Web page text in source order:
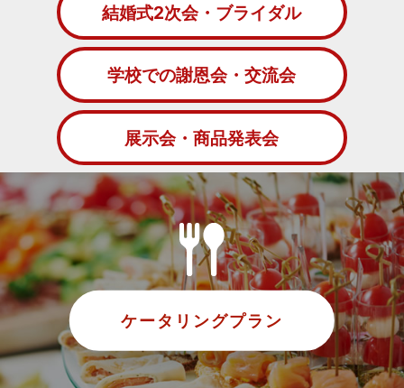
結婚式2次会・ブライダル
学校での謝恩会・交流会
展示会・商品発表会
ケータリングプラン